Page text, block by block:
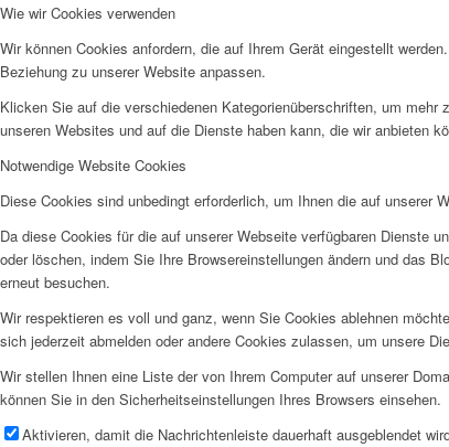
Wie wir Cookies verwenden
Wir können Cookies anfordern, die auf Ihrem Gerät eingestellt
Beziehung zu unserer Website anpassen.
Klicken Sie auf die verschiedenen Kategorienüberschriften, um
unseren Websites und auf die Dienste haben kann, die wir anbieten
Notwendige Website Cookies
Diese Cookies sind unbedingt erforderlich, um Ihnen die auf unserer
Da diese Cookies für die auf unserer Webseite verfügbaren Dienste
oder löschen, indem Sie Ihre Browsereinstellungen ändern und das
erneut besuchen.
Wir respektieren es voll und ganz, wenn Sie Cookies ablehnen
sich jederzeit abmelden oder andere Cookies zulassen, um unsere
Wir stellen Ihnen eine Liste der von Ihrem Computer auf unserer
können Sie in den Sicherheitseinstellungen Ihres Browsers einsehen.
Aktivieren, damit die Nachrichtenleiste dauerhaft ausgeblendet